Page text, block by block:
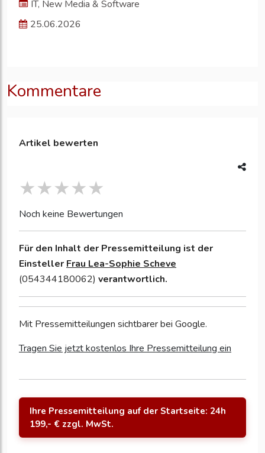
IT, New Media & Software
25.06.2026
Kommentare
Artikel bewerten
Noch keine Bewertungen
Für den Inhalt der Pressemitteilung ist der
Einsteller Frau Lea-Sophie Scheve
(054344180062) verantwortlich.
Mit Pressemitteilungen sichtbarer bei Google.
Tragen Sie jetzt kostenlos Ihre Pressemitteilung ein
Ihre Pressemitteilung auf der Startseite: 24h
199,- € zzgl. MwSt.